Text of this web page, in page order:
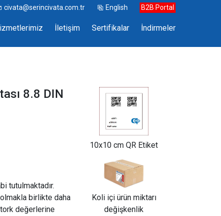
civata@serincivata.com.tr English B2B Portal
İletişim Sertifikalar İndirmeler
10x10 cm QR Etiket
Koli içi ürün miktarı
değişkenlik
8.8 DIN
tutulmaktadır.
birlikte daha
değerlerine